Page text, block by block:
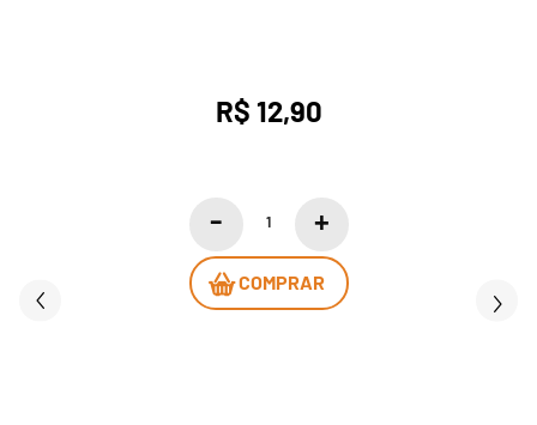
R$ 12,90
COMPRAR